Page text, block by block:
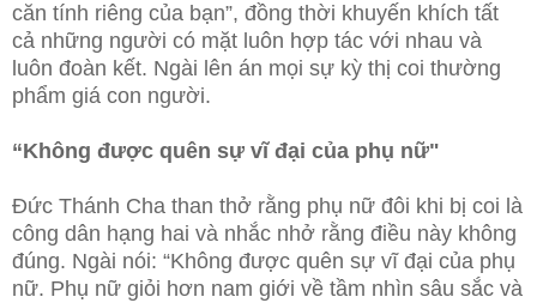
căn tính riêng của bạn”, đồng thời khuyến khích tất
cả những người có mặt luôn hợp tác với nhau và
luôn đoàn kết. Ngài lên án mọi sự kỳ thị coi thường
phẩm giá con người.
“Không được quên sự vĩ đại của phụ nữ"
Đức Thánh Cha than thở rằng phụ nữ đôi khi bị coi là
công dân hạng hai và nhắc nhở rằng điều này không
đúng. Ngài nói: “Không được quên sự vĩ đại của phụ
nữ. Phụ nữ giỏi hơn nam giới về tầm nhìn sâu sắc và